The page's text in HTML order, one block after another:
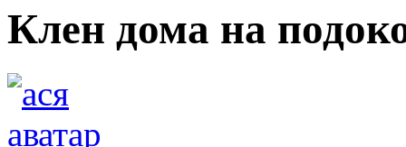
Клен дома на